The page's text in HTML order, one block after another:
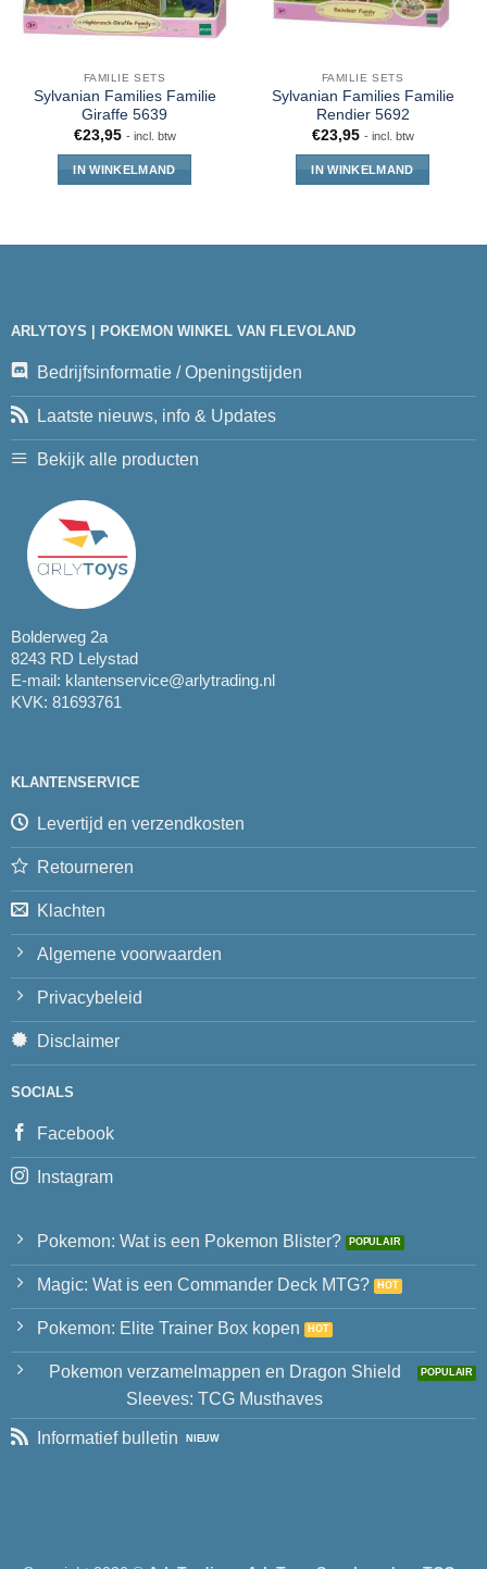
FAMILIE SETS
Sylvanian Families Familie
Giraffe 5639
€23,95 - incl. btw
IN WINKELMAND
FAMILIE SETS
Sylvanian Families Familie
Rendier 5692
€23,95 - incl. btw
IN WINKELMAND
ARLYTOYS | POKEMON WINKEL VAN FLEVOLAND
Bedrijfsinformatie / Openingstijden
Laatste nieuws, info & Updates
Bekijk alle producten
Bolderweg 2a
8243 RD Lelystad
E-mail: klantenservice@arlytrading.nl
KVK: 81693761
KLANTENSERVICE
Levertijd en verzendkosten
Retourneren
Klachten
Algemene voorwaarden
Privacybeleid
Disclaimer
SOCIALS
Facebook
Instagram
Pokemon: Wat is een Pokemon Blister?
Magic: Wat is een Commander Deck MTG?
Pokemon: Elite Trainer Box kopen
Pokemon verzamelmappen en Dragon Shield
Sleeves: TCG Musthaves
Informatief bulletin